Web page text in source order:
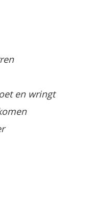
en wringt